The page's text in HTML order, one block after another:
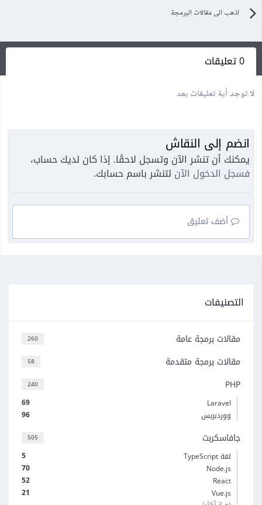
اذهب الى مقالات البرمجة
0 تعليقات
لا توجد أية تعليقات بعد
انضم إلى النقاش
يمكنك أن تنشر الآن وتسجل لاحقًا. إذا كان لديك حساب،
فسجل الدخول الآن لتنشر باسم حسابك.
أضف تعليق
التصنيفات
260 مقالات برمجة عامة
58 مقالات برمجة متقدمة
240 PHP
69
Laravel
96
ووردبريس
505 جافاسكربت
5
لغة TypeScript
70
Node.js
52
React
21
Vue.js